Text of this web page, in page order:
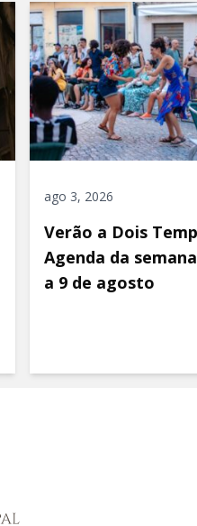
ago 3, 2026
Verão a Dois
Agenda da
a 9 de agosto